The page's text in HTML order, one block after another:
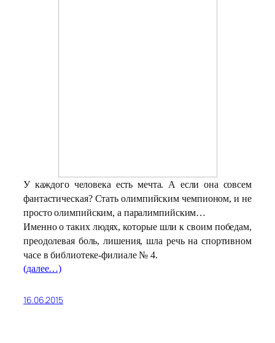
У каждого человека есть мечта. А если она совсем
фантастическая? Стать олимпийским чемпионом, и не
просто олимпийским, а паралимпийским…
Именно о таких людях, которые шли к своим победам,
преодолевая боль, лишения, шла речь на спортивном
часе в библиотеке-филиале № 4.
(далее…)
16.06.2015